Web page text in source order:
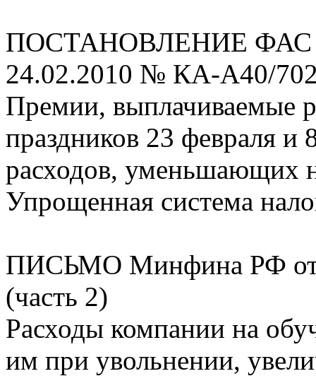
ПОСТАНОВЛЕНИЕ ФАС
24.02.2010 № КА-А40/
Премии, выплачиваемые
праздников 23 февраля и
расходов, уменьшающих
Упрощенная система
ПИСЬМО Минфина РФ от
(часть 2)
Расходы компании на
им при увольнении,